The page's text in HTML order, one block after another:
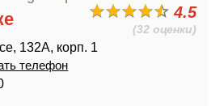
4.5
(32 оценки)
132А, корп. 1
телефон